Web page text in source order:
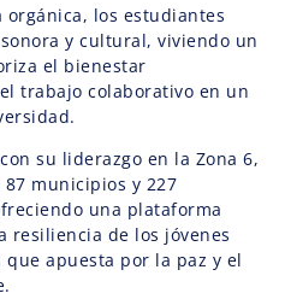
los estudiantes
y cultural, viviendo un
el bienestar
trabajo colaborativo en un
su liderazgo en la Zona 6,
municipios y 227
una plataforma
resiliencia de los jóvenes
apuesta por la paz y el